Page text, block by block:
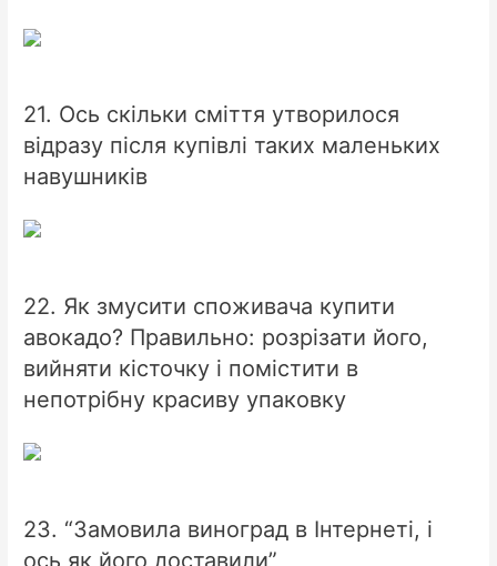
21. Ось скільки сміття утворилося
відразу після купівлі таких маленьких
навушників
22. Як змусити споживача купити
авокадо? Правильно: розрізати його,
вийняти кісточку і помістити в
непотрібну красиву упаковку
23. “Замовила виноград в Інтернеті, і
ось як його доставили”